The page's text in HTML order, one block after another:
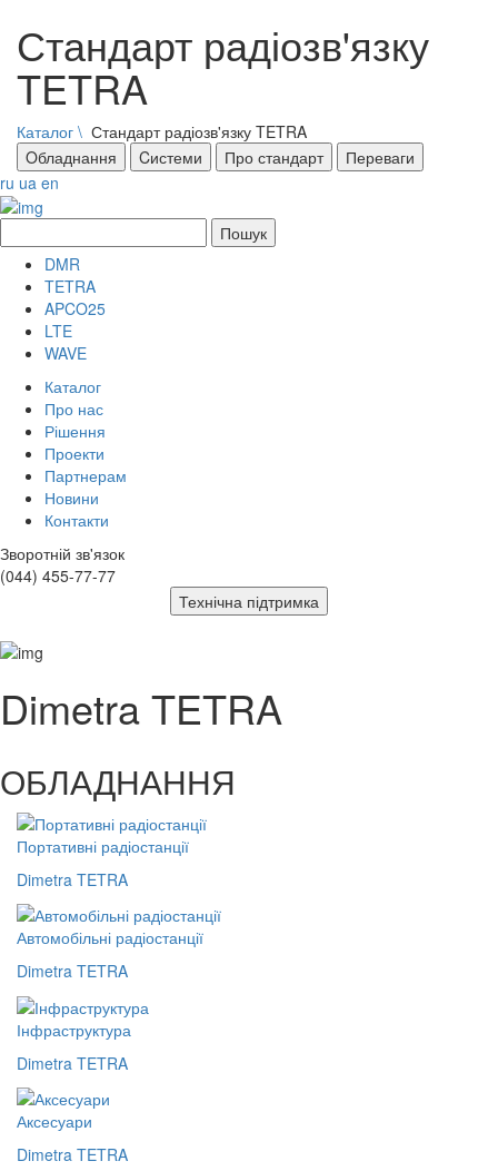
Стандарт радіозв'язку
TETRA
Каталог \ Стандарт радіозв'язку TETRA
Oбладнання
Cистеми Про стандарт
Переваги
ru ua en
DMR
TETRA
APCO25
LTE
WAVE
Каталог
Про нас
Рішення
Проекти
Партнерам
Новини
Контакти
Зворотній зв'язок
(044) 455-77-77
Технічна підтримка
Dimetra TETRA
ОБЛАДНАННЯ
Портативні радіостанції
Dimetra TETRA
Автомобільні радіостанції
Dimetra TETRA
Інфраструктура
Dimetra TETRA
Аксесуари
Dimetra TETRA